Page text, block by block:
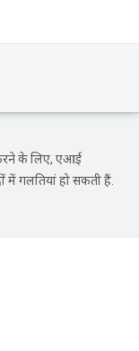
के लिए, एआई
गलतियां हो सकती हैं.